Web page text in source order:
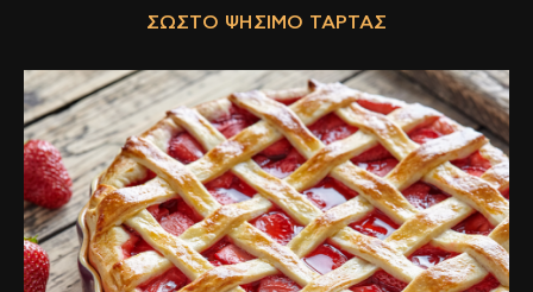
ΣΩΣΤΌ ΨΉΣΙΜΟ ΤΆΡΤΑΣ